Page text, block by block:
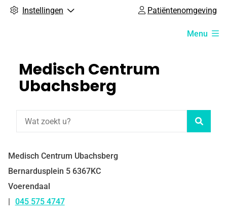
Instellingen Patiëntenomgeving
Menu
Medisch Centrum
Ubachsberg
Medisch Centrum Ubachsberg
Bernardusplein 5 6367KC
Voerendaal
Tel:
045 575 4747